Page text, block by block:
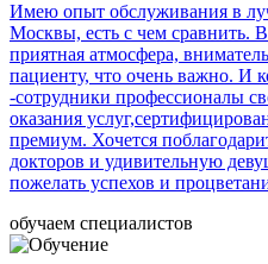
Имею опыт обслуживания в
Москвы, есть с чем сравнить.
приятная атмосфера,
пациенту, что очень важно. И
-сотрудники профессионалы
оказания
премиум. Хочется
докторов и удивительную
пожелать успехов и
обучаем специалистов